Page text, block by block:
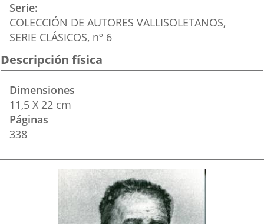
Serie
COLECCIÓN DE AUTORES VALLISOLETANOS,
SERIE CLÁSICOS, nº 6
Descripción física
Dimensiones
11,5 X 22 cm
Páginas
338